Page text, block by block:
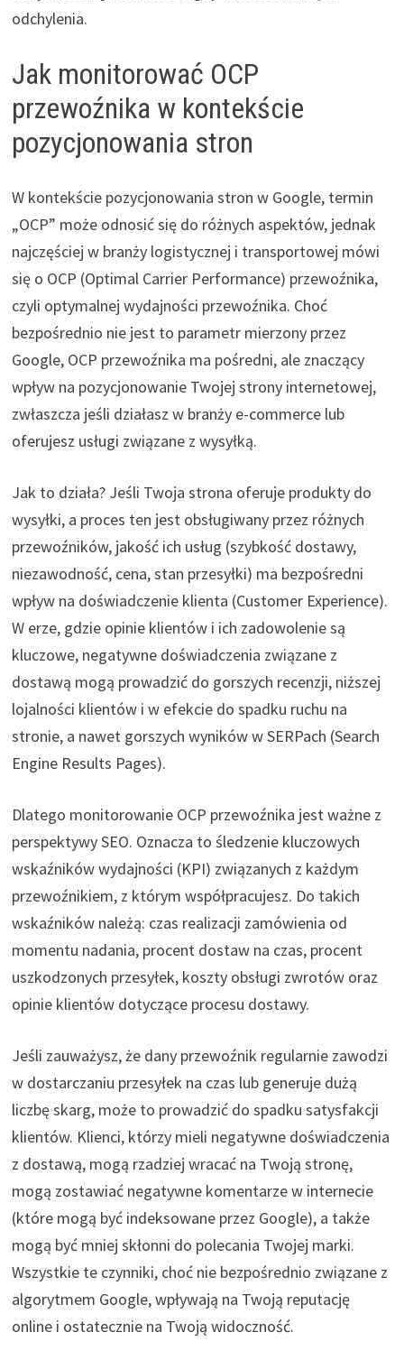
odchylenia.
Jak monitorować OCP
przewoźnika w kontekście
pozycjonowania stron
W kontekście pozycjonowania stron w Google, termin
„OCP” może odnosić się do różnych aspektów, jednak
najczęściej w branży logistycznej i transportowej mówi
się o OCP (Optimal Carrier Performance) przewoźnika,
czyli optymalnej wydajności przewoźnika. Choć
bezpośrednio nie jest to parametr mierzony przez
Google, OCP przewoźnika ma pośredni, ale znaczący
wpływ na pozycjonowanie Twojej strony internetowej,
zwłaszcza jeśli działasz w branży e-commerce lub
oferujesz usługi związane z wysyłką.
Jak to działa? Jeśli Twoja strona oferuje produkty do
wysyłki, a proces ten jest obsługiwany przez różnych
przewoźników, jakość ich usług (szybkość dostawy,
niezawodność, cena, stan przesyłki) ma bezpośredni
wpływ na doświadczenie klienta (Customer Experience).
W erze, gdzie opinie klientów i ich zadowolenie są
kluczowe, negatywne doświadczenia związane z
dostawą mogą prowadzić do gorszych recenzji, niższej
lojalności klientów i w efekcie do spadku ruchu na
stronie, a nawet gorszych wyników w SERPach (Search
Engine Results Pages).
Dlatego monitorowanie OCP przewoźnika jest ważne z
perspektywy SEO. Oznacza to śledzenie kluczowych
wskaźników wydajności (KPI) związanych z każdym
przewoźnikiem, z którym współpracujesz. Do takich
wskaźników należą: czas realizacji zamówienia od
momentu nadania, procent dostaw na czas, procent
uszkodzonych przesyłek, koszty obsługi zwrotów oraz
opinie klientów dotyczące procesu dostawy.
Jeśli zauważysz, że dany przewoźnik regularnie zawodzi
w dostarczaniu przesyłek na czas lub generuje dużą
liczbę skarg, może to prowadzić do spadku satysfakcji
klientów. Klienci, którzy mieli negatywne doświadczenia
z dostawą, mogą rzadziej wracać na Twoją stronę,
mogą zostawiać negatywne komentarze w internecie
(które mogą być indeksowane przez Google), a także
mogą być mniej skłonni do polecania Twojej marki.
Wszystkie te czynniki, choć nie bezpośrednio związane z
algorytmem Google, wpływają na Twoją reputację
online i ostatecznie na Twoją widoczność.